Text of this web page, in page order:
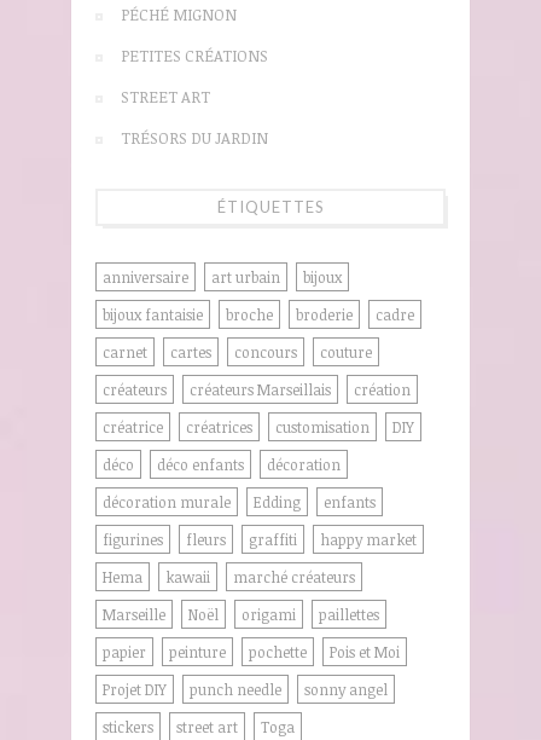
PÉCHÉ MIGNON
PETITES CRÉATIONS
STREET ART
TRÉSORS DU JARDIN
ÉTIQUETTES
anniversaire art urbain
bijoux
bijoux fantaisie
broche broderie
cadre
carnet
cartes concours
couture
créateurs
créateurs Marseillais
création
créatrice
créatrices customisation
DIY
déco
déco enfants
décoration
décoration murale
Edding
enfants
figurines
fleurs graffiti
happy market
Hema
kawaii
marché créateurs
Marseille
Noël origami
paillettes
papier
peinture pochette
Pois et Moi
Projet DIY
punch needle
sonny angel
stickers
street art Toga